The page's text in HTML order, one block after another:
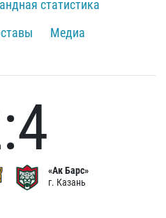
статистика
Медиа
«Ак Барс»
г. Казань